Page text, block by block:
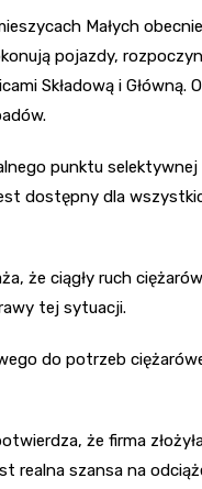
Małych
pojazdy,
Składową i
punktu
dostępny dla
że ciągły ruch
tej sytuacji.
do potrzeb
że firma
szansa na